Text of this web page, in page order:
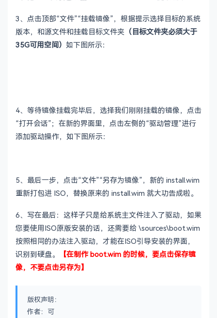
3、点击顶部“文件”“挂载镜像”，根据提示选择目标的系统
版本，和源文件和挂载目标文件夹 （目标文件夹必须大于
35G可用空间） 如下图所示：
4、等待镜像挂载完毕后，选择我们刚刚挂载的镜像，点击
“打开会话”；在新的界面里，点击左侧的“驱动管理”进行
添加驱动操作，如下图所示：
5、最后一步，点击“文件”“另存为镜像”，新的 install.wim
重新打包进 ISO，替换原来的 install.wim 就大功告成啦。
6、写在最后：这样子只是给系统主文件注入了驱动，如果
您要使用ISO原版安装的话，还需要给 \sources\boot.wim
按照相同的办法注入驱动，才能在ISO引导安装的界面，
识别到硬盘。
【在制作 boot.wim 的时候，要点击保存镜
像，不要点击另存为】
版权声明：
作者：可